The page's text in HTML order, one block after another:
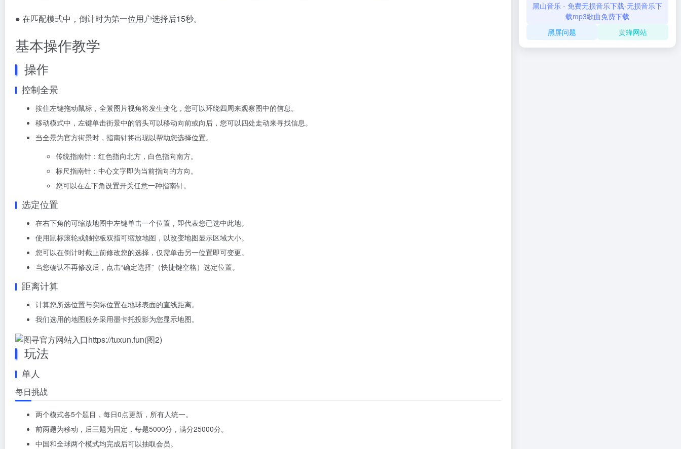
● 在匹配模式中，倒计时为第一位用户选择后15秒。
基本操作教学
操作
控制全景
按住左键拖动鼠标，全景图片视角将发生变化，您可以环绕四周来观察图中的信息。
移动模式中，左键单击街景中的箭头可以移动向前或向后，您可以四处走动来寻找信息。
当全景为官方街景时，指南针将出现以帮助您选择位置。
传统指南针：红色指向北方，白色指向南方。
标尺指南针：中心文字即为当前指向的方向。
您可以在左下角设置开关任意一种指南针。
选定位置
在右下角的可缩放地图中左键单击一个位置，即代表您已选中此地。
使用鼠标滚轮或触控板双指可缩放地图，以改变地图显示区域大小。
您可以在倒计时截止前修改您的选择，仅需单击另一位置即可变更。
当您确认不再修改后，点击“确定选择”（快捷键空格）选定位置。
距离计算
计算您所选位置与实际位置在地球表面的直线距离。
我们选用的地图服务采用墨卡托投影为您显示地图。
玩法
单人
每日挑战
两个模式各5个题目，每日0点更新，所有人统一。
前两题为移动，后三题为固定，每题5000分，满分25000分。
中国和全球两个模式均完成后可以抽取会员。
黑山音乐 - 免费无损音乐下载-无损音乐下
载mp3歌曲免费下载
黑屏问题
黄蜂网站